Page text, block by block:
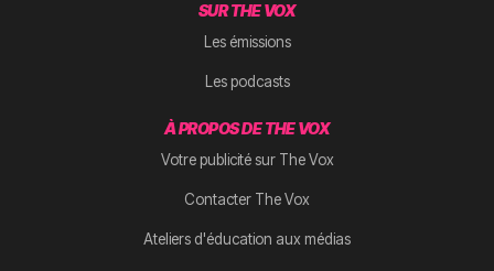
SUR THE VOX
Les émissions
Les podcasts
À PROPOS DE THE VOX
Votre publicité sur The Vox
Contacter The Vox
Ateliers d'éducation aux médias